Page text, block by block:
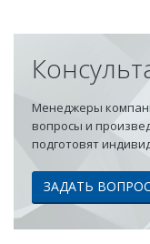
Менеджеры
вопросы и
подготовят
ЗАДАТЬ ВОПРОС